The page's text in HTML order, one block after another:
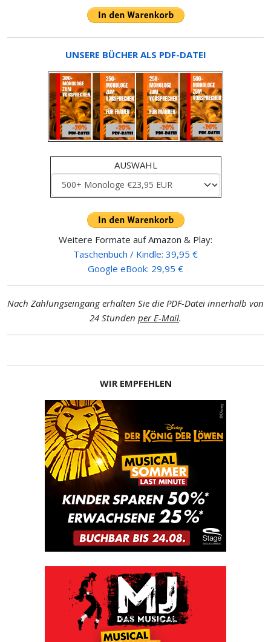
UNSERE BÜCHER ALS PDF-DATEI
AUSWAHL
Weitere Formate auf Amazon & Play:
Taschenbuch / Kindle: 39,95 €
Google eBook: 29,95 €
Nach Zahlungseingang erhalten Sie die PDF-Datei innerhalb von
24 Stunden per E-Mail.
WIR EMPFEHLEN